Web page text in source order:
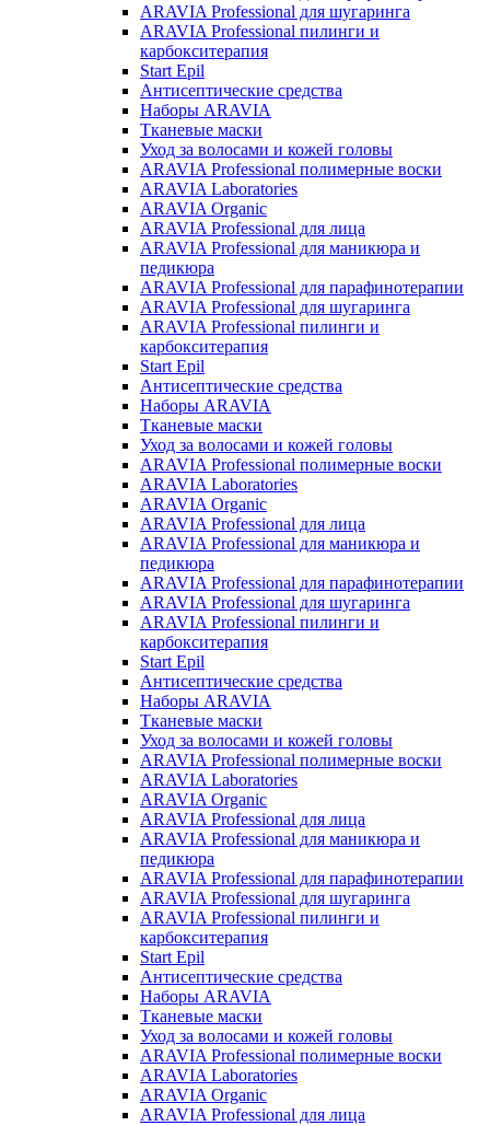
ARAVIA Professional для шугаринга
ARAVIA Professional пилинги и
карбокситерапия
Start Epil
Антисептические средства
Наборы ARAVIA
Тканевые маски
Уход за волосами и кожей головы
ARAVIA Professional полимерные воски
ARAVIA Laboratories
ARAVIA Organic
ARAVIA Professional для лица
ARAVIA Professional для маникюра и
педикюра
ARAVIA Professional для парафинотерапии
ARAVIA Professional для шугаринга
ARAVIA Professional пилинги и
карбокситерапия
Start Epil
Антисептические средства
Наборы ARAVIA
Тканевые маски
Уход за волосами и кожей головы
ARAVIA Professional полимерные воски
ARAVIA Laboratories
ARAVIA Organic
ARAVIA Professional для лица
ARAVIA Professional для маникюра и
педикюра
ARAVIA Professional для парафинотерапии
ARAVIA Professional для шугаринга
ARAVIA Professional пилинги и
карбокситерапия
Start Epil
Антисептические средства
Наборы ARAVIA
Тканевые маски
Уход за волосами и кожей головы
ARAVIA Professional полимерные воски
ARAVIA Laboratories
ARAVIA Organic
ARAVIA Professional для лица
ARAVIA Professional для маникюра и
педикюра
ARAVIA Professional для парафинотерапии
ARAVIA Professional для шугаринга
ARAVIA Professional пилинги и
карбокситерапия
Start Epil
Антисептические средства
Наборы ARAVIA
Тканевые маски
Уход за волосами и кожей головы
ARAVIA Professional полимерные воски
ARAVIA Laboratories
ARAVIA Organic
ARAVIA Professional для лица